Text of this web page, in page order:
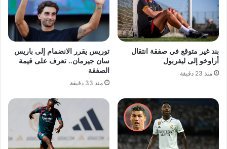
بند غير متوقع في صفقة انتقال
أراوخو إلى ليفربول
منذ 23 دقيقة
توريس يقرر الانضمام إلى باريس
سان جيرمان.. تعرف على قيمة
الصفقة
منذ 33 دقيقة